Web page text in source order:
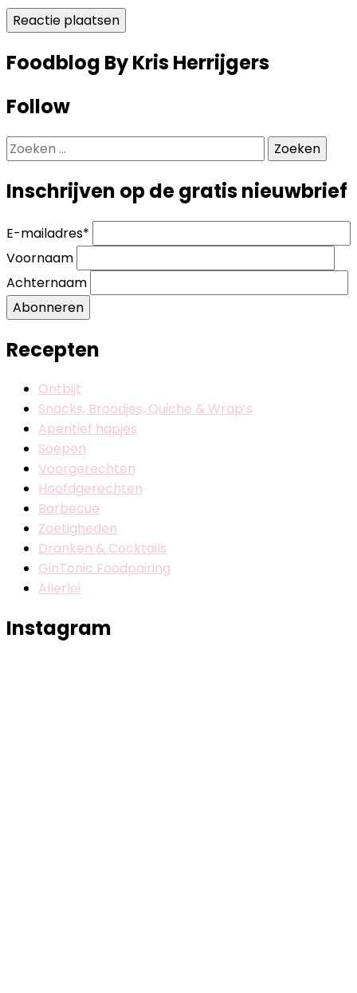
Foodblog By Kris Herrijgers
Follow
Zoeken
naar:
Inschrijven op de gratis nieuwbrief
E-mailadres*
Voornaam
Achternaam
Abonneren
Recepten
Ontbijt
Snacks, Broodjes, Quiche & Wrap’s
Aperitief hapjes
Soepen
Voorgerechten
Hoofdgerechten
Barbecue
Zoetigheden
Dranken & Cocktails
GinTonic Foodpairing
Allerlei
Instagram